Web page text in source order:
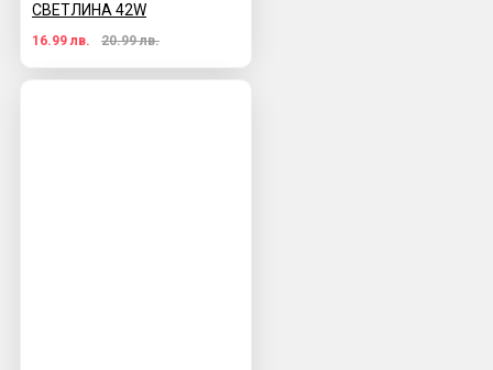
СВЕТЛИНА 42W
16.99 лв. 20.99 лв.